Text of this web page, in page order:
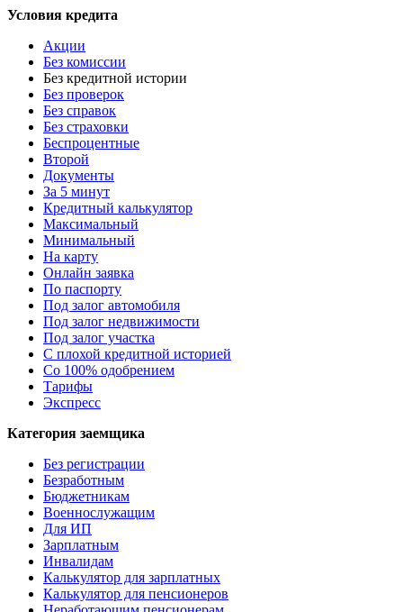
Условия кредита
Акции
Без комиссии
Без кредитной истории
Без проверок
Без справок
Без страховки
Беспроцентные
Второй
Документы
За 5 минут
Кредитный калькулятор
Максимальный
Минимальный
На карту
Онлайн заявка
По паспорту
Под залог автомобиля
Под залог недвижимости
Под залог участка
С плохой кредитной историей
Со 100% одобрением
Тарифы
Экспресс
Категория заемщика
Без регистрации
Безработным
Бюджетникам
Военнослужащим
Для ИП
Зарплатным
Инвалидам
Калькулятор для зарплатных
Калькулятор для пенсионеров